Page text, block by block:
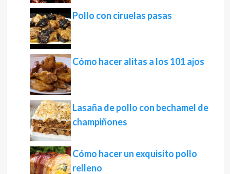
Pollo con ciruelas pasas
Cómo hacer alitas a los 101 ajos
Lasaña de pollo con bechamel de
champiñones
Cómo hacer un exquisito pollo
relleno